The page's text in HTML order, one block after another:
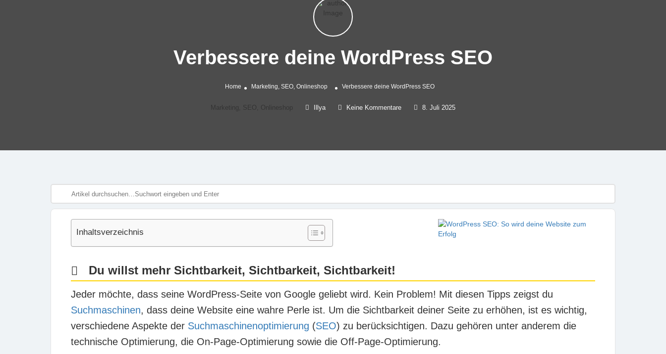
Verbessere deine WordPress SEO
Home Marketing, SEO, Onlineshop Verbessere deine WordPress SEO
Marketing, SEO, Onlineshop Illya Keine Kommentare 8. Juli 2025
Inhaltsverzeichnis
Du willst mehr Sichtbarkeit, Sichtbarkeit, Sichtbarkeit!
Jeder möchte, dass seine WordPress-Seite von Google geliebt wird. Kein Problem! Mit diesen Tipps zeigst du
Suchmaschinen, dass deine Website eine wahre Perle ist. Um die Sichtbarkeit deiner Seite zu erhöhen, ist es wichtig,
verschiedene Aspekte der Suchmaschinenoptimierung (SEO) zu berücksichtigen. Dazu gehören unter anderem die
technische Optimierung, die On-Page-Optimierung sowie die Off-Page-Optimierung.